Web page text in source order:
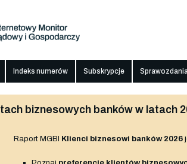
Indeks numerów Subskrypcje
biznesowych banków w latach
Raport MGBI Klienci biznesowi banków 2026